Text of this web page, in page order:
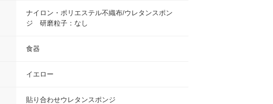
ナイロン・ポリエステル不織布/ウレタンスポン
ジ 研磨粒子：なし
食器
イエロー
貼り合わせウレタンスポンジ